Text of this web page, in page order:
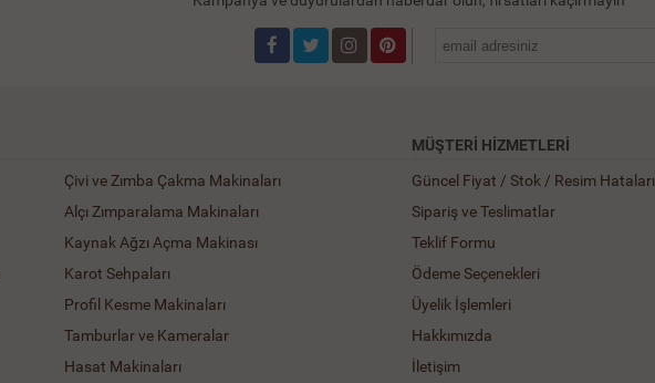
Çivi ve Zımba Çakma Makinaları
Alçı Zımparalama Makinaları
Kaynak Ağzı Açma Makinası
Karot Sehpaları
Profil Kesme Makinaları
Tamburlar ve Kameralar
Hasat Makinaları
MÜŞTERI HIZMETLERI
Güncel Fiyat / Stok / Resim Hataları
Sipariş ve Teslimatlar
Teklif Formu
Ödeme Seçenekleri
Üyelik İşlemleri
Hakkımızda
İletişim